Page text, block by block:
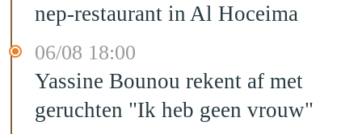
nep-restaurant in Al Hoceima
06/08 18:00
Yassine Bounou rekent af met
geruchten "Ik heb geen vrouw"